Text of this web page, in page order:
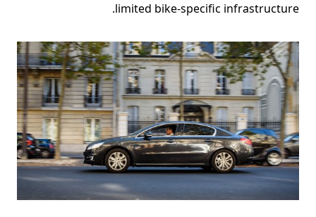
limited bike-specific infrastructure.